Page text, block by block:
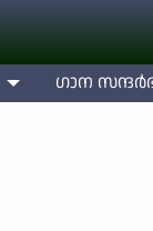
ഗാന